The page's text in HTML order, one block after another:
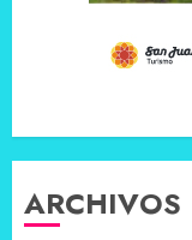
ARCHIVOS